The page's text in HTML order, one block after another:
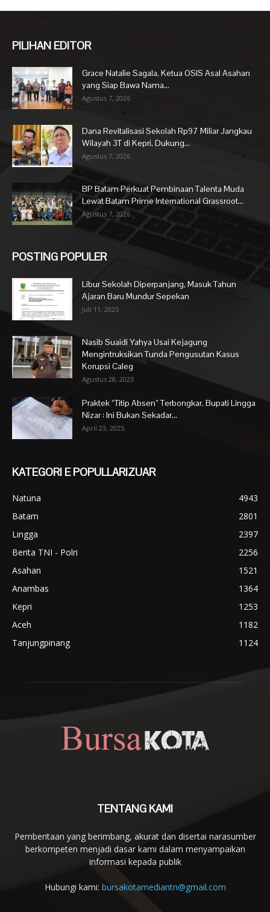
PILIHAN EDITOR
Grace Natalie Sagala, Ketua OSIS Asal Asahan
yang Siap Bawa Nama...
Agustus 7, 2026
Dana Revitalisasi Sekolah Rp97 Miliar Jangkau
Wilayah 3T di Kepri, Dukung...
Agustus 7, 2026
BP Batam Perkuat Pembinaan Talenta Muda
Lewat Batam Prime International Grassroot...
Agustus 7, 2026
POSTING POPULER
Libur Sekolah Diperpanjang, Masuk Tahun
Ajaran Baru Mundur Sepekan
Juli 11, 2025
Nasib Suaidi Yahya Usai Kejagung
Mengintruksikan Tunda Pengusutan Kasus
Korupsi Caleg
Agustus 28, 2023
Praktek “Titip Absen” Terbongkar, Bupati Lingga
Nizar : Ini Bukan Sekadar...
April 23, 2025
KATEGORI E POPULLARIZUAR
Natuna
4943
Batam
2801
Lingga
2397
Berita TNI - Polri
2256
Asahan
1521
Anambas
1364
Kepri
1253
Aceh
1182
Tanjungpinang
1124
TENTANG KAMI
Pemberitaan yang berimbang, akurat dan disertai narasumber
berkompeten menjadi dasar kami dalam menyampaikan
informasi kepada publik
Hubungi kami: bursakotamediantn@gmail.com